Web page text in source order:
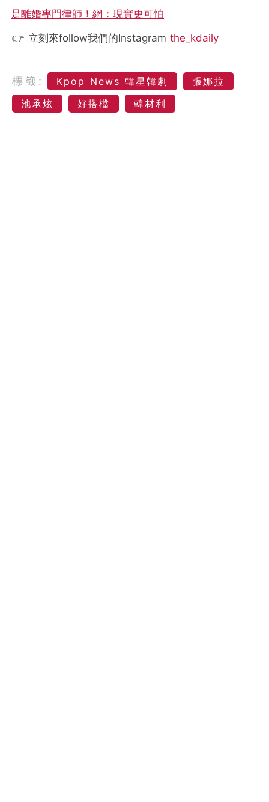
是離婚專門律師！網：現實更可怕
👉 立刻來follow我們的Instagram the_kdaily
標籤: Kpop News 韓星韓劇
張娜拉
池承炫
好搭檔 韓材利